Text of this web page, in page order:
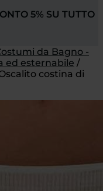
5% SU TUTTO
da Bagno -
ed esternabile /
costina di